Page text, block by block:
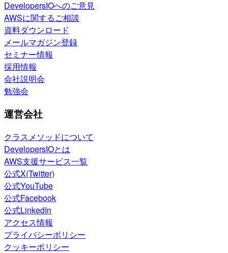
DevelopersIOへのご意見
AWSに関するご相談
資料ダウンロード
メールマガジン登録
セミナー情報
採用情報
会社説明会
勉強会
運営会社
クラスメソッドについて
DevelopersIOとは
AWS支援サービス一覧
公式X(Twitter)
公式YouTube
公式Facebook
公式LinkedIn
アクセス情報
プライバシーポリシー
クッキーポリシー